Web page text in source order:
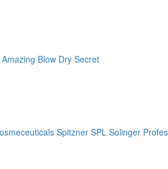
Amazing Blow Dry Secret
Spitzner SPL Solinger